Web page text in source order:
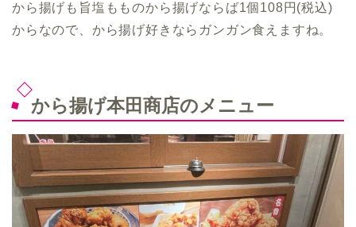
から揚げも旨塩もものから揚げならば1個108円(税込)
からなので、から揚げ好きならガンガン食えますね。
から揚げ本田商店のメニュー